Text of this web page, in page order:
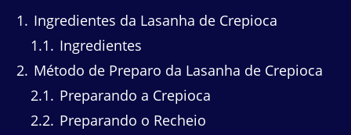
1
Ingredientes da Lasanha de Crepioca
1.1
Ingredientes
2 Método de Preparo da Lasanha de Crepioca
2.1
Preparando a Crepioca
2.2 Preparando o Recheio